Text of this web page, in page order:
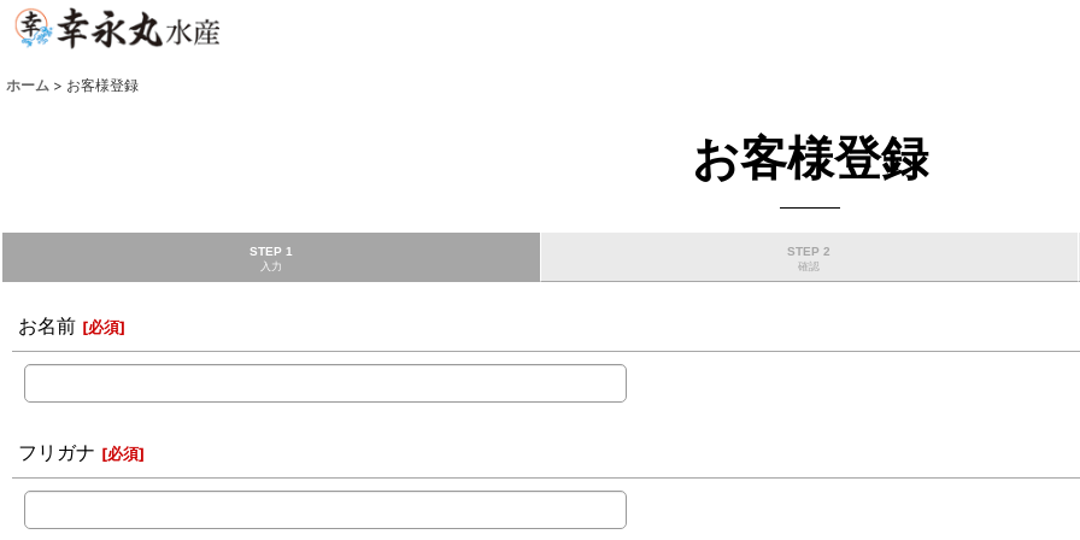
ホーム > お客様登録
お客様登録
STEP 1
入力
STEP 2
確認
お名前 [必須]
フリガナ [必須]